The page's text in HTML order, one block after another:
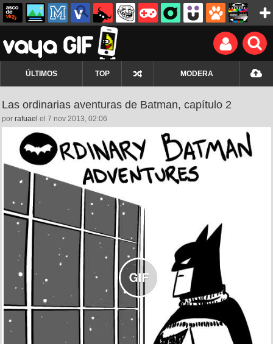
ÚLTIMOS TOP MODERA
Las ordinarias aventuras de Batman, capítulo 2
por rafuael el 7 nov 2013, 02:06